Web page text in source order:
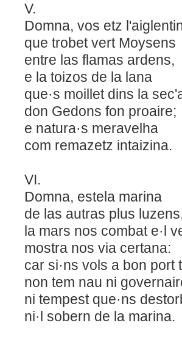
V.
Domna, vos etz
que trobet vert Moysens
entre las flamas ardens,
e la toizos de la lana
que·s moillet dins la
don Gedons fon proaire;
e natura·s meravelha
com remazetz intaizina.
VI.
Domna, estela marina
de las autras plus
la mars nos combat e·l
mostra nos via certana:
car si·ns vols a bon port
non tem nau ni
ni tempest que·ns
ni·l sobern de la marina.